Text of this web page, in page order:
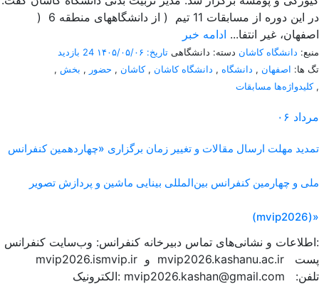
در این دوره از مسابقات 11 تیم ( از دانشگاههای منطقه 6 (
اصفهان، غیر انتفا... ادامه خبر
منبع: دانشگاه کاشان دسته: دانشگاهی تاریخ: ۱۴۰۵/۰۵/۰۶
24 بازدید
تگ ها: اصفهان , دانشگاه , دانشگاه کاشان ,کاشان , حضور , بخش ,
کلیدواژه‌ها مسابقات,
۰۶ مرداد
تمدید مهلت ارسال مقالات و تغییر زمان برگزاری «چهاردهمین کنفرانس
ملی و چهارمین کنفرانس بین‌المللی بینایی ماشین و پردازش تصویر
(mvip2026)»
اطلاعات و نشانی‌های تماس دبیرخانه کنفرانس: وب‌سایت کنفرانس:
mvip2026.ismvip.ir و mvip2026.kashanu.ac.ir پست
الکترونیک: mvip2026.kashan@gmail.com تلفن: